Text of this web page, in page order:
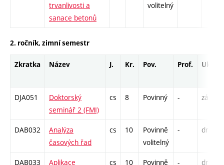
trvanlivosti a
sanace betonů
volitelný
2. ročník, zimní semestr
Zkratka Název J. Kr. Pov. Prof. Uk.
DJA051
Doktorský
seminář 2 (FMI)
cs 8 Povinný - zá
DAB032
Analýza
časových řad
cs 10
Povinně
volitelný
- drzk
DAB033
Aplikace
cs 10
Povinně
- drzk